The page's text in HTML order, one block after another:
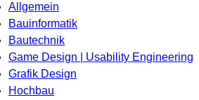
Allgemein
Bauinformatik
Bautechnik
Game Design | Usability Engineering
Grafik Design
Hochbau